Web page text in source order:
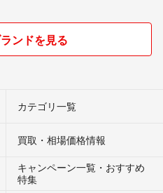
ンドを見る
カテゴリ一覧
買取・相場価格情報
キャンペーン一覧・おすすめ
特集